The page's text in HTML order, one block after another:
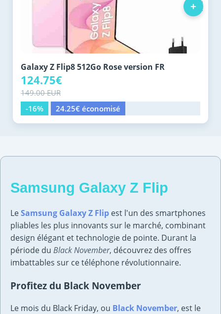
Galaxy Z Flip8 512Go Rose version FR
124.75€
149.00 EUR
-16%
24.25€ économisé
+
Samsung Galaxy Z Flip
LeSamsung Galaxy Z Flip est l'un des smartphones
pliables les plus innovants sur le marché, combinant
design élégant et technologie de pointe. Durant la
période du Black November, découvrez des offres
imbattables sur ce téléphone révolutionnaire.
Profitez du Black November
Le mois du Black Friday, ou Black November, est le